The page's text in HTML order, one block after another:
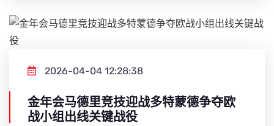
2026-04-04 12:28:38
金年会马德里竞技迎战多特蒙德争夺欧
战小组出线关键战役